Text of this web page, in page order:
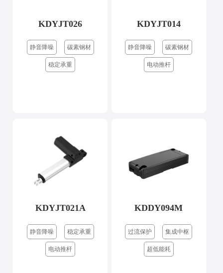
KDYJT026
静音降噪 碳素钢材
稳定承重
KDYJT014
静音降噪 碳素钢材
电动推杆
KDYJT021A
静音降噪 稳定承重
电动推杆
KDDY094M
过流保护 集成中枢
超低能耗